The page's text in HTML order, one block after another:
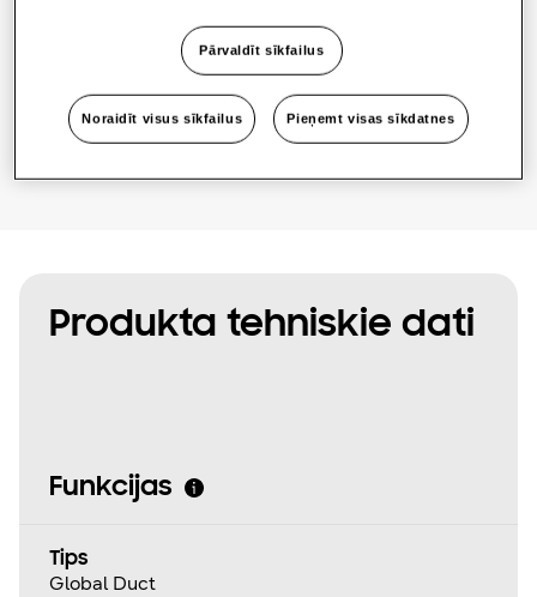
Atrodiet uzstādītāju
Produkta tehniskie dati
Funkcijas
Tips
Global Duct
Pārvaldīt sīkfailus
Noraidīt visus sīkfailus Pieņemt visas sīkdatnes